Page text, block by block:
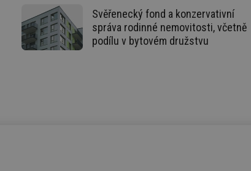
Svěřenecký fond a konzervativní
správa rodinné nemovitosti, včetně
podílu v bytovém družstvu
kalkulator.tzb-
info.cz
oze.tzb-info.cz 10 let
Tento soubor cookie se používá k
Hotjar Ltd
1 minuta
Tento soubor cookie je nastaven tak,